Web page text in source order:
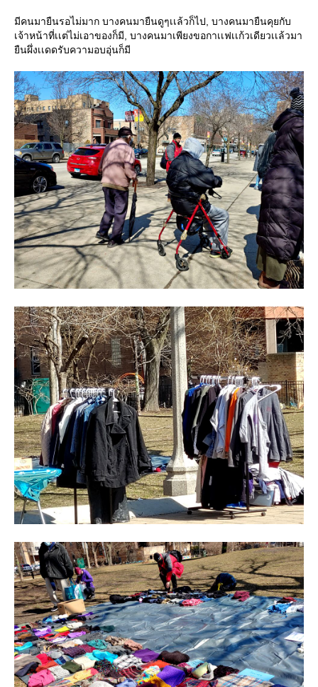
มีคนมายืนรอไม่มาก บางคนมายืนดูๆเเล้วก็ไป, บางคนมายืนคุยกับ
เจ้าหน้าที่เเต่ไม่เอาของก็มี, บางคนมาเพียงขอกาเเฟเเก้วเดียวเเล้วมา
ยืนผึ่งเเดดรับความอบอุ่นก็มี